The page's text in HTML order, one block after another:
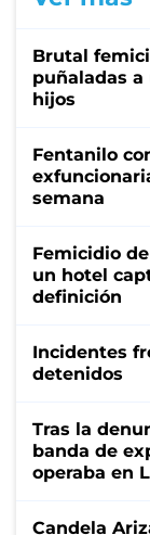
Brutal
puñaladas
hijos
Fentanilo
semana
Femicidio
un hotel
definición
Incidentes
detenidos
Tras la
banda de
operaba en
Candela